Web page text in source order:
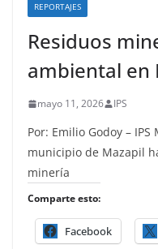
REPORTAJES
Residuos
ambiental en
mayo 11, 2026 IPS
Por: Emilio Godoy –
municipio de Mazapil
minería
Comparte esto:
Facebook